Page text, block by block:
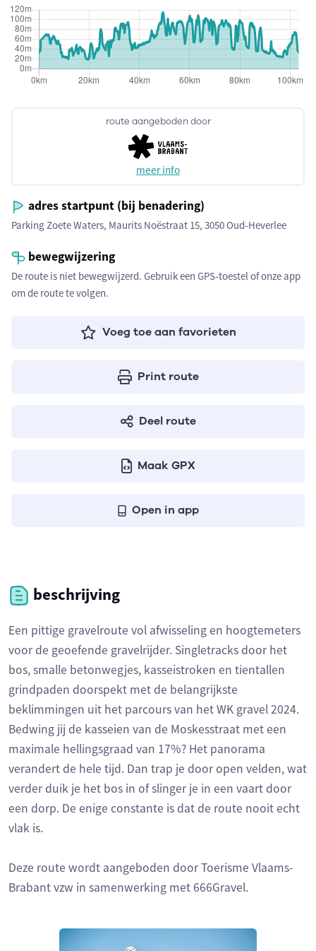
route aangeboden door
meer info
adres startpunt (bij benadering)
Parking Zoete Waters, Maurits Noëstraat 15, 3050 Oud-Heverlee
bewegwijzering
De route is niet bewegwijzerd. Gebruik een GPS-toestel of onze app
om de route te volgen.
Voeg toe aan favorieten
Print route
Deel route
Maak GPX
Open in app
beschrijving
Een pittige gravelroute vol afwisseling en hoogtemeters
voor de geoefende gravelrijder. Singletracks door het
bos, smalle betonwegjes, kasseistroken en tientallen
grindpaden doorspekt met de belangrijkste
beklimmingen uit het parcours van het WK gravel 2024.
Bedwing jij de kasseien van de Moskesstraat met een
maximale hellingsgraad van 17%? Het panorama
verandert de hele tijd. Dan trap je door open velden, wat
verder duik je het bos in of slinger je in een vaart door
een dorp. De enige constante is dat de route nooit echt
vlak is.
Deze route wordt aangeboden door Toerisme Vlaams-
Brabant vzw in samenwerking met 666Gravel.